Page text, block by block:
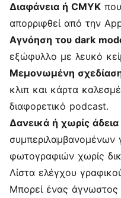
Διαφάνεια ή CMYK
απορριφθεί από την
Αγνόηση του dark
εξώφυλλο με λευκό
Μεμονωμένη
κλιπ και κάρτα
διαφορετικό podcast.
Δανεικά ή χωρίς
συμπεριλαμβανομένων
φωτογραφιών χωρίς
Λίστα ελέγχου
Μπορεί ένας άγνωστος